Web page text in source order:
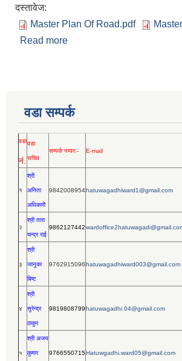
दस्तावेज:
Master Plan Of Road.pdf
Read more
वडा सम्पर्क
वडा
नं.
वडा
सचिव
सम्पर्क नम्वरः- E-mail
१
श्री
अनिता
अधिकारी
9842008954hatuwagadhiward1@gmail.com
२
श्री तारा
चन्द्र राई
9862127442
३
श्री
जानुका
बिष्ट
9762915096hatuwagadhiward003@gmail.com
४
श्री
सुरेन्द्र
ठाकुर
9819808799hatuwagadhi.04@gmail.com
५
श्री अजय
कुमार 9766550715Hatuwgadhi.ward05@gmail.com